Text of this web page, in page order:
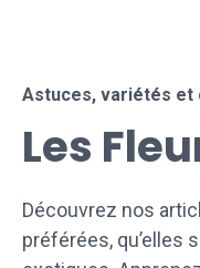
Astuces, variétés et
Les
Découvrez nos
préférées, qu’elles